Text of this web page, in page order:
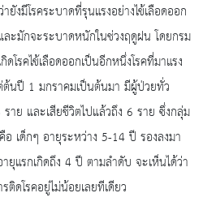
งมีโรคระบาดที่รุนแรงอย่างไข้เลือดออก
ะมักจะระบาดหนักในช่วงฤดูฝน โดยกรม
โรคไข้เลือดออกเป็นอีกหนึ่งโรคที่มาแรง
นปี 1 มกราคมเป็นต้นมา มีผู้ป่วยทั่ว
าย และเสียชีวิตไปแล้วถึง 6 ราย ซึ่งกลุ่ม
เด็กๆ อายุระหว่าง 5-14 ปี รองลงมา
แรกเกิดถึง 4 ปี ตามลำดับ จะเห็นได้ว่า
ติดโรคอยู่ไม่น้อยเลยทีเดียว